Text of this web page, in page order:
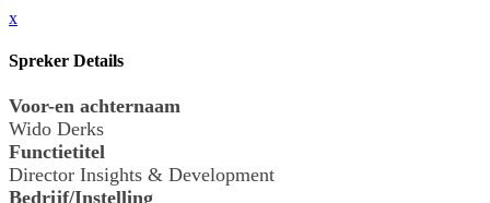
x
Spreker Details
Voor-en achternaam
Wido Derks
Functietitel
Director Insights & Development
Bedrijf/Instelling